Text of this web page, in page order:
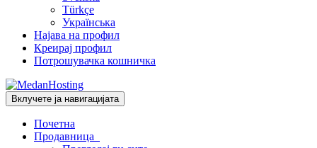
Türkçe
Українська
Најава на профил
Креирај профил
Потрошувачка кошничка
Вклучете ја навигацијата
Почетна
Продавница